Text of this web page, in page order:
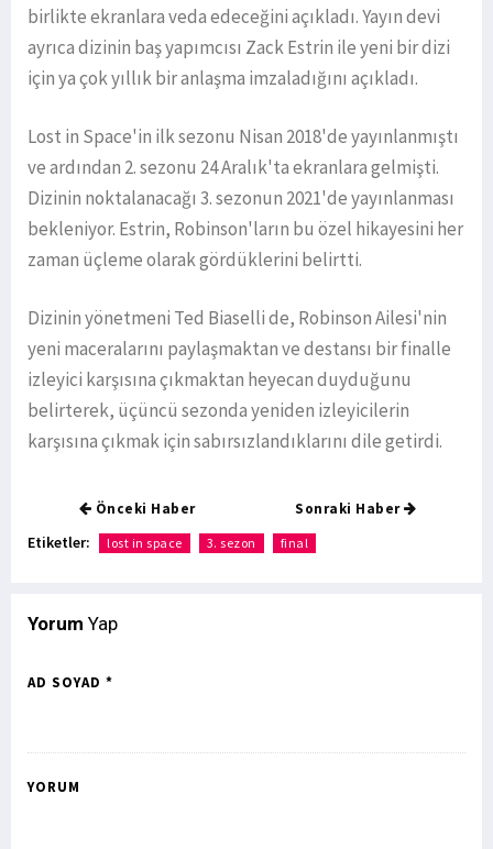
birlikte ekranlara veda edeceğini açıkladı. Yayın devi
ayrıca dizinin baş yapımcısı Zack Estrin ile yeni bir dizi
için ya çok yıllık bir anlaşma imzaladığını açıkladı.
Lost in Space'in ilk sezonu Nisan 2018'de yayınlanmıştı
ve ardından 2. sezonu 24 Aralık'ta ekranlara gelmişti.
Dizinin noktalanacağı 3. sezonun 2021'de yayınlanması
bekleniyor. Estrin, Robinson'ların bu özel hikayesini her
zaman üçleme olarak gördüklerini belirtti.
Dizinin yönetmeni Ted Biaselli de, Robinson Ailesi'nin
yeni maceralarını paylaşmaktan ve destansı bir finalle
izleyici karşısına çıkmaktan heyecan duyduğunu
belirterek, üçüncü sezonda yeniden izleyicilerin
karşısına çıkmak için sabırsızlandıklarını dile getirdi.
Önceki Haber Sonraki Haber
Etiketler: lost in space 3. sezon final
Yorum Yap
AD SOYAD *
YORUM